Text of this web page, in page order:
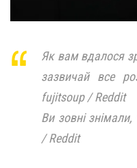
Як вам вдалося
зазвичай все
fujitsoup / Reddit
Ви зовні
/ Reddit